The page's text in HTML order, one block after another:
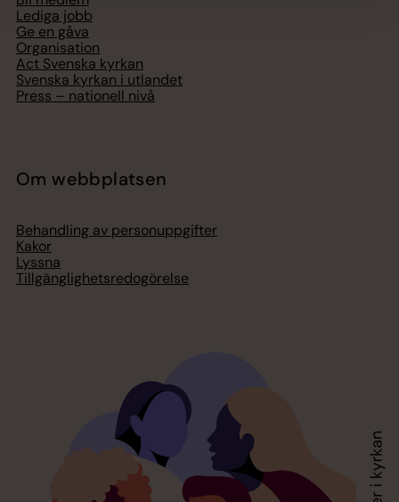
Lediga jobb
Ge en gåva
Organisation
Act Svenska kyrkan
Svenska kyrkan i utlandet
Press – nationell nivå
Om webbplatsen
Behandling av personuppgifter
Kakor
Lyssna
Tillgänglighetsredogörelse